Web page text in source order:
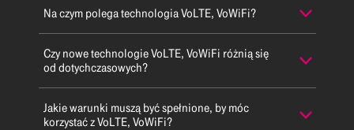
Na czym polega technologia VoLTE, VoWiFi?
Czy nowe technologie VoLTE, VoWiFi różnią się
od dotychczasowych?
Jakie warunki muszą być spełnione, by móc
korzystać z VoLTE, VoWiFi?